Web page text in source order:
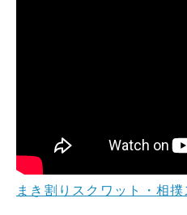
まき割りスクワット・相